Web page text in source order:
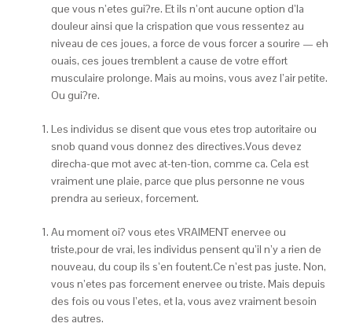
que vous n’etes gui?re. Et ils n’ont aucune option d’la
douleur ainsi que la crispation que vous ressentez au
niveau de ces joues, a force de vous forcer a sourire — eh
ouais, ces joues tremblent a cause de votre effort
musculaire prolonge. Mais au moins, vous avez l’air petite.
Ou gui?re.
Les individus se disent que vous etes trop autoritaire ou
snob quand vous donnez des directives.Vous devez
direcha-que mot avec at-ten-tion, comme ca. Cela est
vraiment une plaie, parce que plus personne ne vous
prendra au serieux, forcement.
Au moment oi? vous etes VRAIMENT enervee ou
triste,pour de vrai, les individus pensent qu’il n’y a rien de
nouveau, du coup ils s’en foutent.Ce n’est pas juste. Non,
vous n’etes pas forcement enervee ou triste. Mais depuis
des fois ou vous l’etes, et la, vous avez vraiment besoin
des autres.